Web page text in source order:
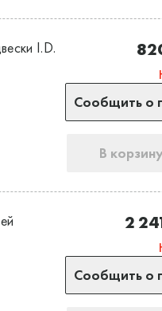
I.D.
Сообщить о
В
2
Сообщить о